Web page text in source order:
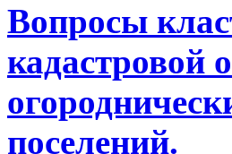
Вопросы
кадастровой
поселений.